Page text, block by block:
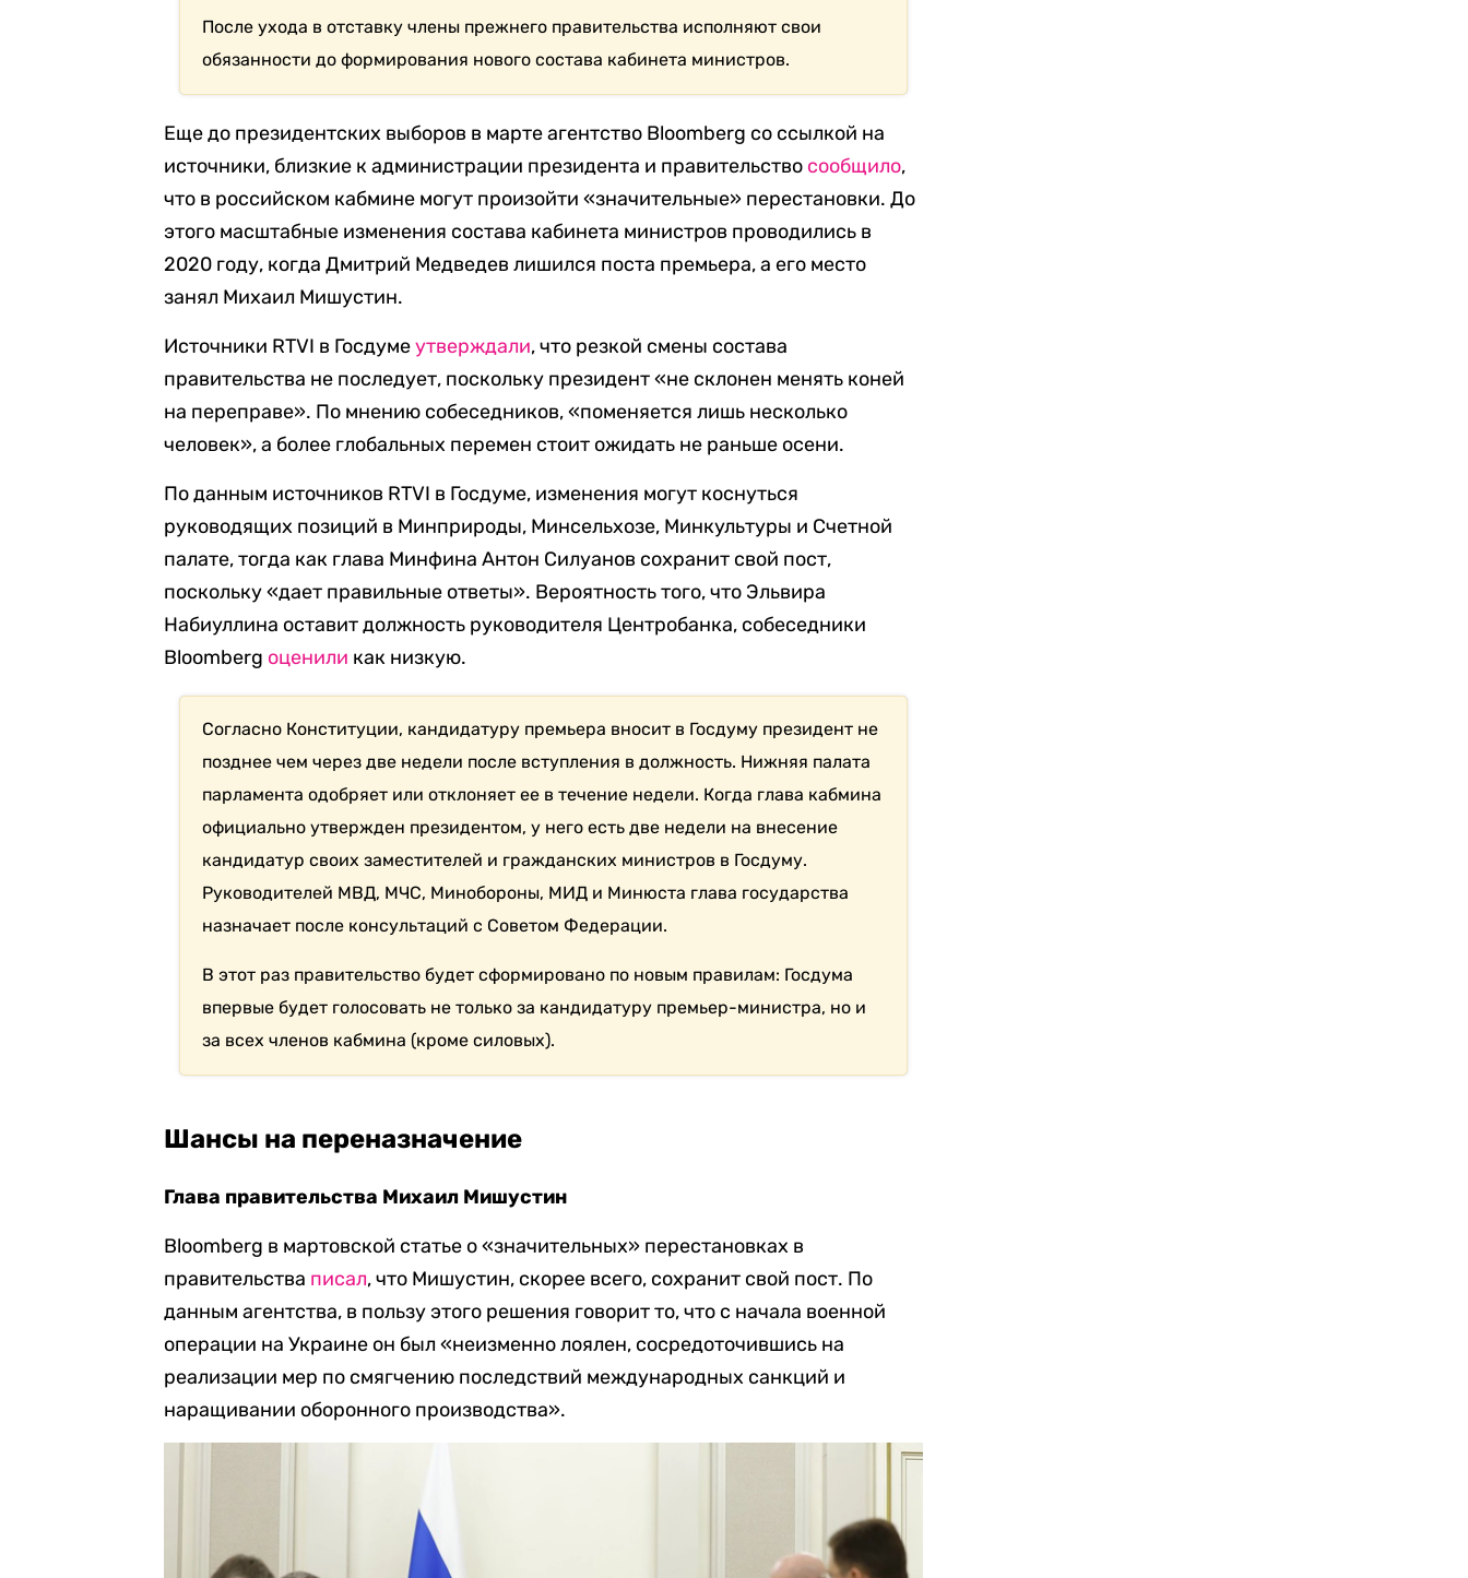
После ухода в отставку члены прежнего правительства исполняют свои
обязанности до формирования нового состава кабинета министров.
Еще до президентских выборов в марте агентство Bloomberg со ссылкой на
источники, близкие к администрации президента и правительство сообщило,
что в российском кабмине могут произойти «значительные» перестановки. До
этого масштабные изменения состава кабинета министров проводились в
2020 году, когда Дмитрий Медведев лишился поста премьера, а его место
занял Михаил Мишустин.
Источники RTVI в Госдумеутверждали, что резкой смены состава
правительства не последует, поскольку президент «не склонен менять коней
на переправе». По мнению собеседников, «поменяется лишь несколько
человек», а более глобальных перемен стоит ожидать не раньше осени.
По данным источников RTVI в Госдуме, изменения могут коснуться
руководящих позиций в Минприроды, Минсельхозе, Минкультуры и Счетной
палате, тогда как глава Минфина Антон Силуанов сохранит свой пост,
поскольку «дает правильные ответы». Вероятность того, что Эльвира
Набиуллина оставит должность руководителя Центробанка, собеседники
Bloomberg оценили как низкую.
Согласно Конституции, кандидатуру премьера вносит в Госдуму президент не
позднее чем через две недели после вступления в должность. Нижняя палата
парламента одобряет или отклоняет ее в течение недели. Когда глава кабмина
официально утвержден президентом, у него есть две недели на внесение
кандидатур своих заместителей и гражданских министров в Госдуму.
Руководителей МВД, МЧС, Минобороны, МИД и Минюста глава государства
назначает после консультаций с Советом Федерации.
В этот раз правительство будет сформировано по новым правилам: Госдума
впервые будет голосовать не только за кандидатуру премьер-министра, но и
за всех членов кабмина (кроме силовых).
Шансы на переназначение
Глава правительства Михаил Мишустин
Bloomberg в мартовской статье о «значительных» перестановках в
правительства писал, что Мишустин, скорее всего, сохранит свой пост. По
данным агентства, в пользу этого решения говорит то, что с начала военной
операции на Украине он был «неизменно лоялен, сосредоточившись на
реализации мер по смягчению последствий международных санкций и
наращивании оборонного производства».